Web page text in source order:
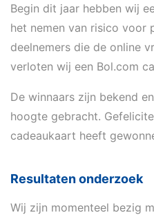
Begin dit jaar hebben wij
het nemen van risico voor
deelnemers die de online
verloten wij een Bol.com
De winnaars zijn bekend
hoogte gebracht.
cadeaukaart heeft
Resultaten onderzoek
Wij zijn momenteel bezig